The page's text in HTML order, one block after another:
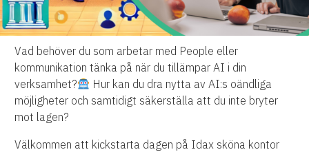
Vad behöver du som arbetar med People eller
kommunikation tänka på när du tillämpar AI i din
verksamhet?
Hur kan du dra nytta av AI:s oändliga
möjligheter och samtidigt säkerställa att du inte bryter
mot lagen?
Välkommen att kickstarta dagen på Idax sköna kontor